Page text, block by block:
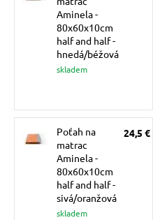
Aminela -
80x60x10cm
half and half -
hnedá/béžová
skladem
Poťah na
matrac
Aminela -
80x60x10cm
half and half -
sivá/oranžová
skladem
24,5 €